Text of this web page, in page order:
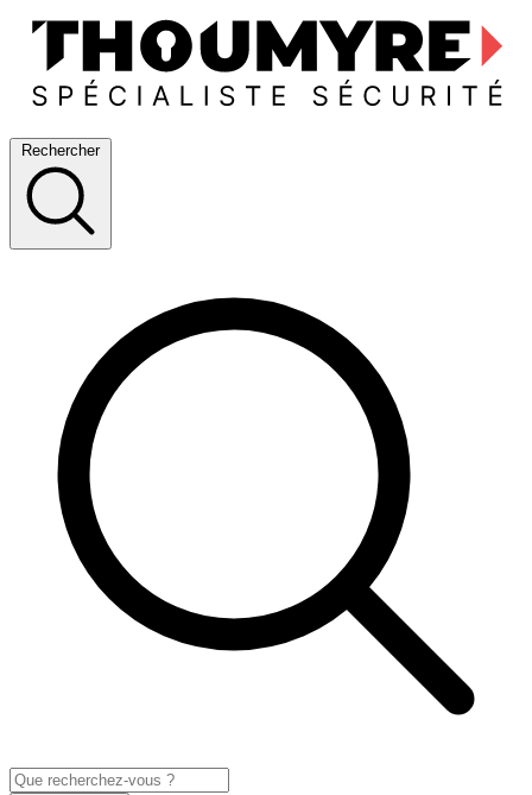
Rechercher